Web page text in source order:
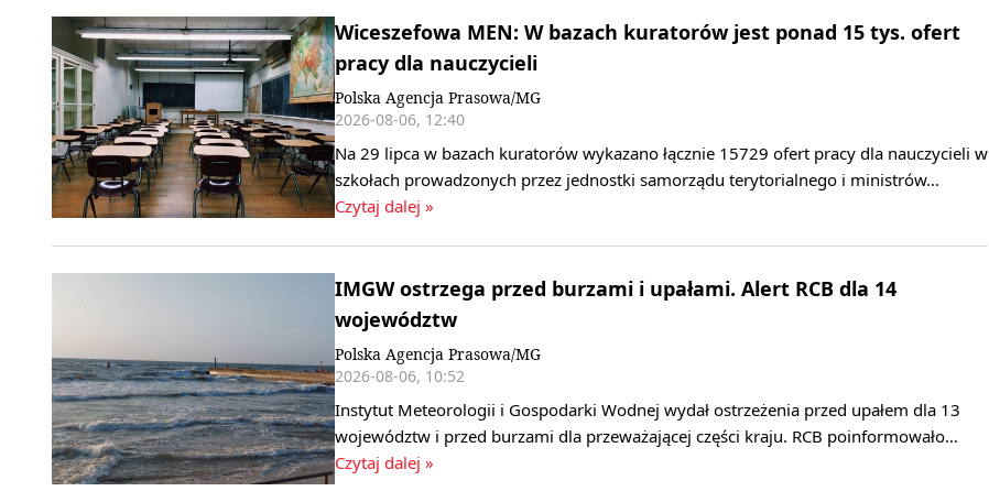
Wiceszefowa MEN: W bazach kuratorów jest ponad 15 tys. ofert
pracy dla nauczycieli
Polska Agencja Prasowa/MG
2026-08-06, 12:40
Na 29 lipca w bazach kuratorów wykazano łącznie 15729 ofert pracy dla nauczycieli w
szkołach prowadzonych przez jednostki samorządu terytorialnego i ministrów…
Czytaj dalej »
IMGW ostrzega przed burzami i upałami. Alert RCB dla 14
województw
Polska Agencja Prasowa/MG
2026-08-06, 10:52
Instytut Meteorologii i Gospodarki Wodnej wydał ostrzeżenia przed upałem dla 13
województw i przed burzami dla przeważającej części kraju. RCB poinformowało…
Czytaj dalej »